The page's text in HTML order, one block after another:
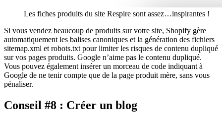
Les fiches produits du site Respire sont assez…inspirantes !
Si vous vendez beaucoup de produits sur votre site, Shopify gère
automatiquement les balises canoniques et la génération des fichiers
sitemap.xml et robots.txt pour limiter les risques de contenu dupliqué
sur vos pages produits. Google n’aime pas le contenu dupliqué.
Vous pouvez également insérer un morceau de code indiquant à
Google de ne tenir compte que de la page produit mère, sans vous
pénaliser.
Conseil #8 : Créer un blog